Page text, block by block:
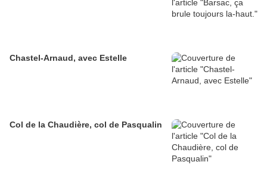
Chastel-Arnaud, avec Estelle
Col de la Chaudière, col de Pasqualin